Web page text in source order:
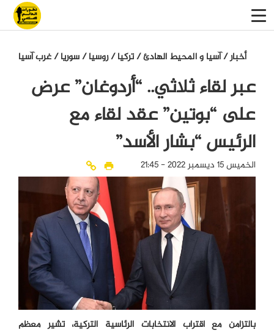
أخبار/آسيا و المحيط الهادئ/تركيا/روسيا/سوريا/غرب آسيا
عبر لقاء ثلاثي.. “أردوغان” عرض
على “بوتين” عقد لقاء مع
الرئيس “بشار الأسد”
الخميس 15 ديسمبر 2022 - 21:45
بالتزامن مع اقتراب الانتخابات الرئاسية التركية، تشير معظم